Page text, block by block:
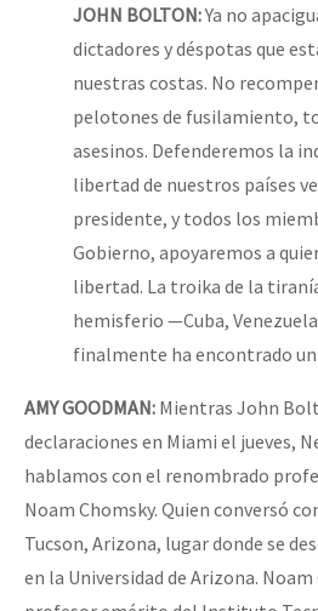
JOHN BOLTON:Ya no
dictadores y déspotas que
nuestras costas. No
pelotones de fusilamiento,
asesinos. Defenderemos la
libertad de nuestros países
presidente, y todos los
Gobierno, apoyaremos a
libertad. La troika de la
hemisferio —Cuba,
finalmente ha encontrado
AMYGOODMAN: Mientras John
declaraciones en Miami el jueves,
hablamos con el renombrado
Noam Chomsky. Quien conversó
Tucson, Arizona, lugar donde se
en la Universidad de Arizona.